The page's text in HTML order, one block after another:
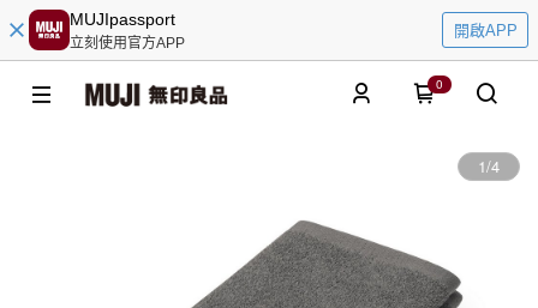
MUJIpassport
立刻使用官方APP
開啟APP
0
1/4